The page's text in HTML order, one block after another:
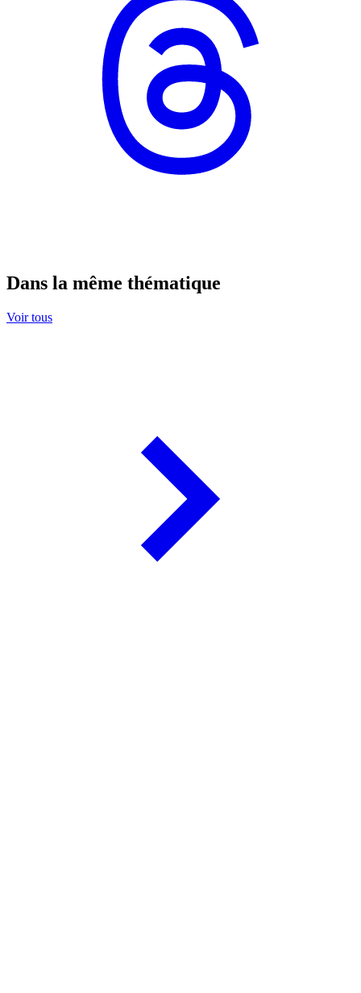
Dans la même thématique
Voir tous